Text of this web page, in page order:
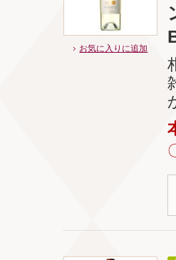
お気に入りに追加